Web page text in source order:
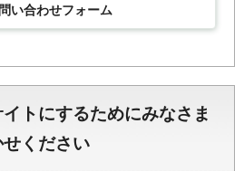
い合わせフォーム
トにするためにみなさま
ください